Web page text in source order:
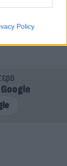
Policy
Google